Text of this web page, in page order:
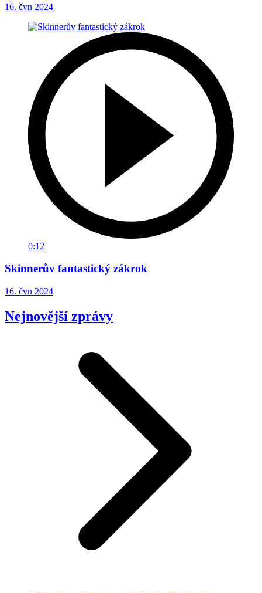
16. čvn 2024
0:12
Skinnerův fantastický zákrok
16. čvn 2024
Nejnovější zprávy